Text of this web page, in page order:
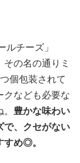
チーズ」
の名の通りミ
個包装されて
クなども必要な
豊かな味わい
で、クセがない
すめ◎。